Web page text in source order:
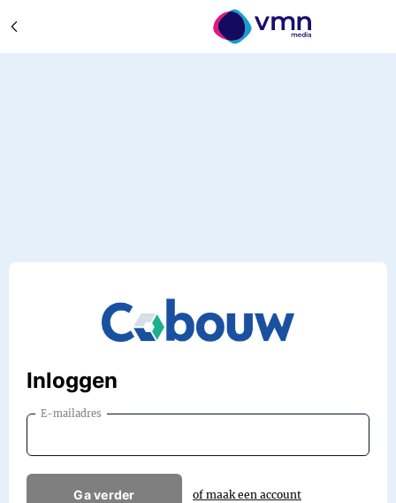
Inloggen
E-mailadres
Ga verder of maak een account